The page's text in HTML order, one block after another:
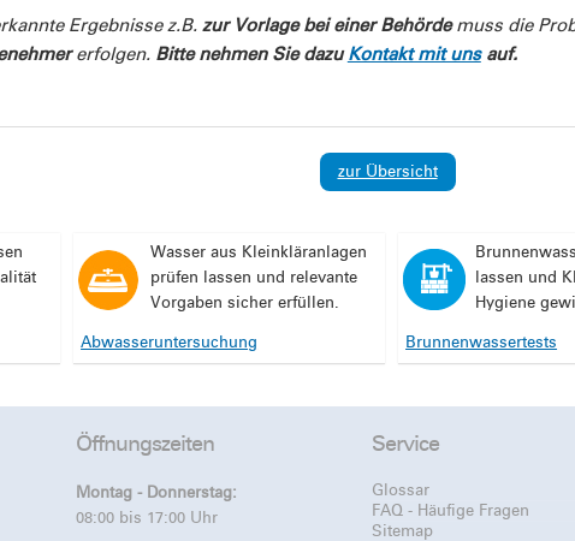
Ergebnisse z.B. zur Vorlage bei einer Behördemuss die
erfolgen. Bitte nehmen Sie dazuKontakt mit unsauf.
zur Übersicht
Wasser aus Kleinkläranlagen
prüfen lassen und relevante
Vorgaben sicher erfüllen.
Abwasseruntersuchung
lassen und
Hygiene
Brunnenwassertests
Öffnungszeiten
Montag - Donnerstag:
08:00 bis 17:00 Uhr
Service
Glossar
FAQ - Häufige Fragen
Sitemap